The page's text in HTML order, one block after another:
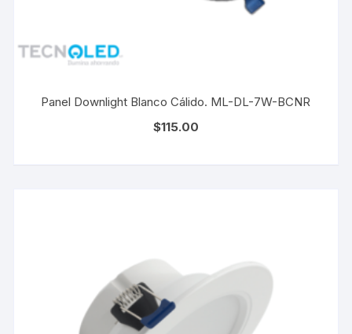
Panel Downlight Blanco Cálido. ML-DL-7W-BCNR
$115.00